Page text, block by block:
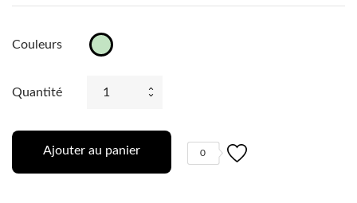
Couleurs
Vert
Quantité
Ajouter au panier 0